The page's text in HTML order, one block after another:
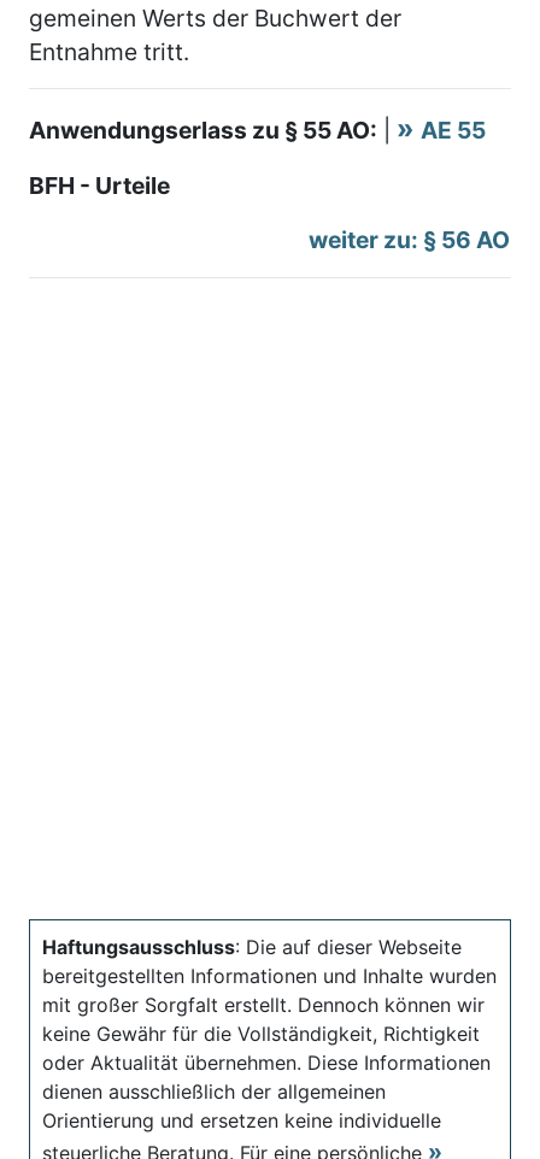
gemeinen Werts der Buchwert der
Entnahme tritt.
Anwendungserlass zu § 55 AO:
AE 55
BFH - Urteile
weiter zu: § 56 AO
Haftungsausschluss: Die auf dieser Webseite
bereitgestellten Informationen und Inhalte wurden
mit großer Sorgfalt erstellt. Dennoch können wir
keine Gewähr für die Vollständigkeit, Richtigkeit
oder Aktualität übernehmen. Diese Informationen
dienen ausschließlich der allgemeinen
Orientierung und ersetzen keine individuelle
steuerliche Beratung. Für eine persönliche